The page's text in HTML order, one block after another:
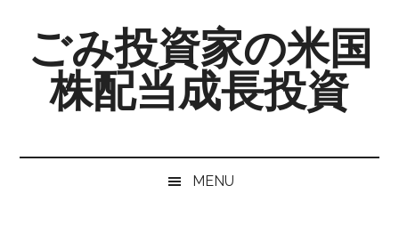
secondary
primaryごみ投資家の米国
株配当成長投資
MENU